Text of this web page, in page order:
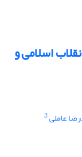
اسلامی و
عاملی3